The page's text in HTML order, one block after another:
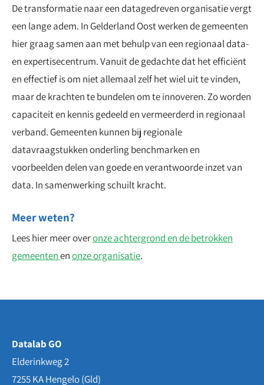
De transformatie naar een datagedreven organisatie vergt
een lange adem. In Gelderland Oost werken de gemeenten
hier graag samen aan met behulp van een regionaal data-
en expertisecentrum. Vanuit de gedachte dat het efficiënt
en effectief is om niet allemaal zelf het wiel uit te vinden,
maar de krachten te bundelen om te innoveren. Zo worden
capaciteit en kennis gedeeld en vermeerderd in regionaal
verband. Gemeenten kunnen bij regionale
datavraagstukken onderling benchmarken en
voorbeelden delen van goede en verantwoorde inzet van
data. In samenwerking schuilt kracht.
Meer weten?
Lees hier meer overonze achtergrond en de betrokken
gemeentenenonze organisatie.
Datalab GO
Elderinkweg 2
7255 KAHengelo (Gld)